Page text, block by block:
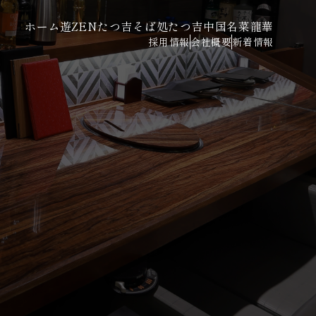
ホーム遊ZENたつ吉そば処たつ吉中国名菜龍華
採用情報会社概要新着情報